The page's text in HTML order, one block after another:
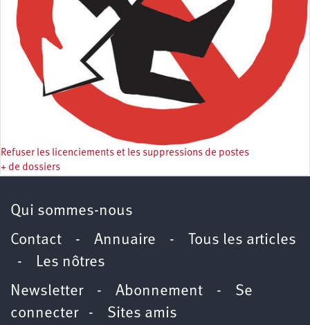
Refuser les licenciements et les suppressions de postes
+ de dossiers
Qui sommes-nous
Contact - Annuaire -
Tous les articles
- Les nôtres
Newsletter- Abonnement - Se
connecter- Sites amis